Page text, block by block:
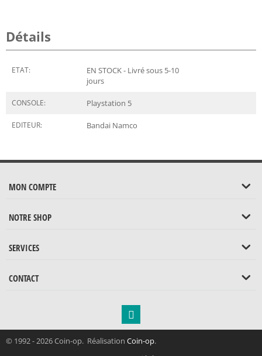
Détails
ETAT:
EN STOCK - Livré sous 5-10
jours
CONSOLE: Playstation 5
EDITEUR: Bandai Namco
MON COMPTE
NOTRE SHOP
SERVICES
CONTACT
© 1992 - 2026 Coin-op. Réalisation Coin-op.